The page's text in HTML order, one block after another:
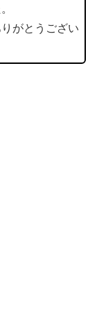
がとうござい